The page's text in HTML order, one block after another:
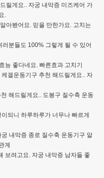
릴게요.. 자궁 내막증 미즈케어 가
.
아봤어요. 믿을 만한가요. 고치는
분들도 100% 그렇게 될 수 있어
능 좋다네요. 빠른효과 고치기
겔운동기구 추천 해드릴게요.. 자
해드릴게요.. 도봉구 질수축 운동
되니 하루하루가 너무나 빠르게
내막증 종로 질수축 운동기구 알
계
보려고요. 자궁 내막증 남자들 좋